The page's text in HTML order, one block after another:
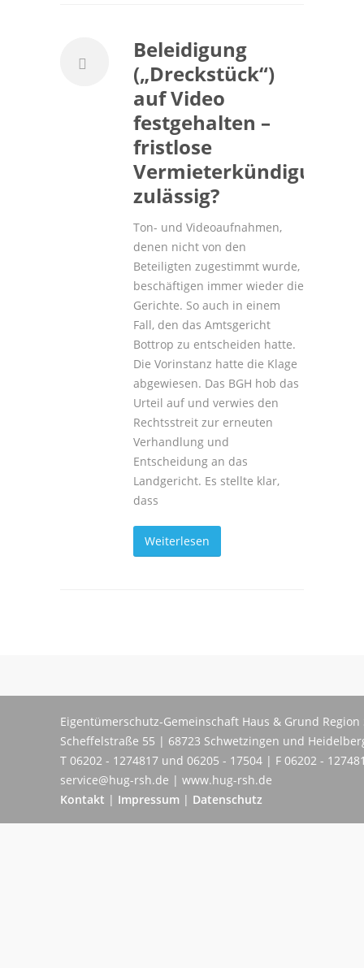
Beleidigung
(„Dreckstück“)
auf Video
festgehalten –
fristlose
Vermieterkündigung
zulässig?
Ton- und Videoaufnahmen,
denen nicht von den
Beteiligten zugestimmt wurde,
beschäftigen immer wieder die
Gerichte. So auch in einem
Fall, den das Amtsgericht
Bottrop zu entscheiden hatte.
Die Vorinstanz hatte die Klage
abgewiesen. Das BGH hob das
Urteil auf und verwies den
Rechtsstreit zur erneuten
Verhandlung und
Entscheidung an das
Landgericht. Es stellte klar,
dass
Weiterlesen
Eigentümerschutz-Gemeinschaft Haus & Grund
Scheffelstraße 55 | 68723 Schwetzingen und
T 06202 - 1274817 und 06205 - 17504 | F 06202 -
service@hug-rsh.de | www.hug-rsh.de
Kontakt | Impressum | Datenschutz